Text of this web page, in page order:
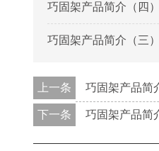
巧固架产品简介（四
巧固架产品简介（三
上一条 巧固架产品简
下一条 巧固架产品简